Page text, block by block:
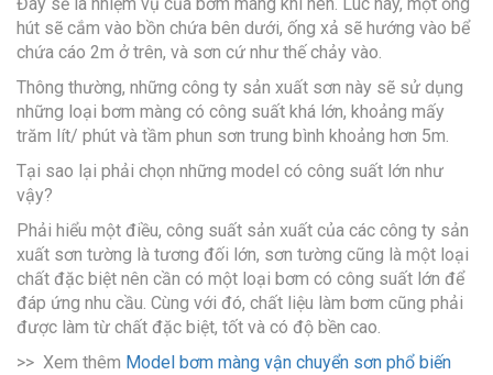
hút sẽ cắm vào bồn chứa bên dưới, ống xả sẽ hướng vào bể
chứa cáo 2m ở trên, và sơn cứ như thế chảy vào.
Thông thường, những công ty sản xuất sơn này sẽ sử dụng
những loại bơm màng có công suất khá lớn, khoảng mấy
trăm lít/ phút và tầm phun sơn trung bình khoảng hơn 5m.
Tại sao lại phải chọn những model có công suất lớn như
vậy?
Phải hiểu một điều, công suất sản xuất của các công ty sản
xuất sơn tường là tương đối lớn, sơn tường cũng là một loại
chất đặc biệt nên cần có một loại bơm có công suất lớn để
đáp ứng nhu cầu. Cùng với đó, chất liệu làm bơm cũng phải
được làm từ chất đặc biệt, tốt và có độ bền cao.
>> Xem thêm Model bơm màng vận chuyển sơn phổ biến